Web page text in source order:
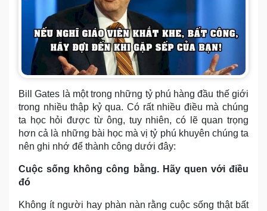
Bill Gates là một trong những tỷ phú hàng đầu thế giới
trong nhiều thập kỷ qua. Có rất nhiều điều mà chúng
ta học hỏi được từ ông, tuy nhiên, có lẽ quan trọng
hơn cả là những bài học mà vị tỷ phú khuyên chúng ta
nên ghi nhớ để thành công dưới đây:
Cuộc sống không công bằng. Hãy quen với điều
đó
Không ít người hay phàn nàn rằng cuộc sống thật bất